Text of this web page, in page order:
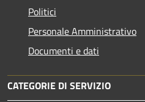
Politici
Personale Amministrativo
Documenti e dati
CATEGORIE DI SERVIZIO